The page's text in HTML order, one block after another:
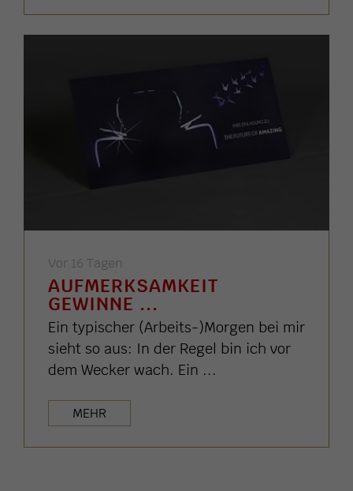
Vor 16 Tagen
AUFMERKSAMKEIT
GEWINNE ...
Ein typischer (Arbeits-)Morgen bei mir
sieht so aus: In der Regel bin ich vor
dem Wecker wach. Ein ...
MEHR